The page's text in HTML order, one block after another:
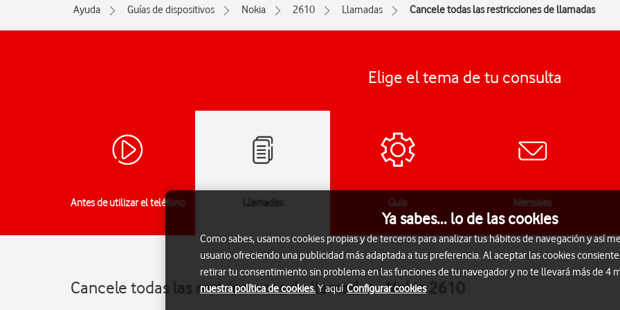
Ayuda Guías de dispositivos Nokia 2610 Llamadas Cancele todas las restricciones de llamadas
Elige el tema de tu consulta
Antes de utilizar el teléfono Llamadas Guía Mensajes
Cancele todas las restricciones de llamadas - Nokia 2610
Ya sabes... lo de las cookies
Como sabes, usamos cookies propias y de terceros para analizar tus hábitos de navegación y así
usuario ofreciendo una publicidad más adaptada a tus preferencia. Al aceptar las cookies
retirar tu consentimiento sin problema en las funciones de tu navegador y no te llevará más de 4
nuestra política de cookies.Y aquí Configurar cookies